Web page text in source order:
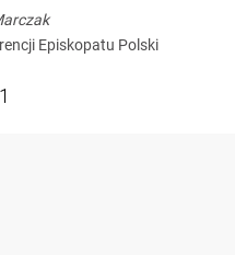
Episkopatu Polski
1